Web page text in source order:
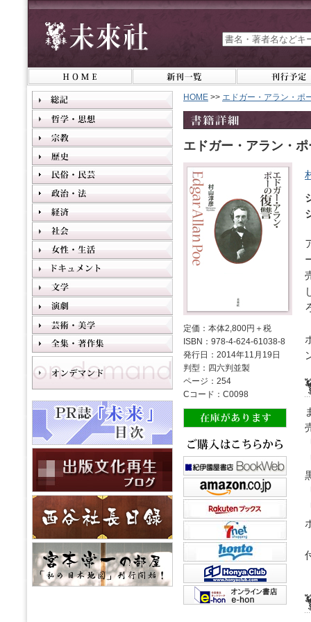
HOME >> エドガー・アラン・ポ
エドガー・アラン・
定価：本体2,800円＋税
ISBN：978-4-624-61038-8
発行日：2014年11月19日
判型：四六判並製
ページ：254
Cコード：C0098